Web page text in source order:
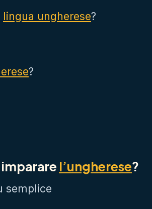
lingua ungherese?
?
l’ungherese?
semplice